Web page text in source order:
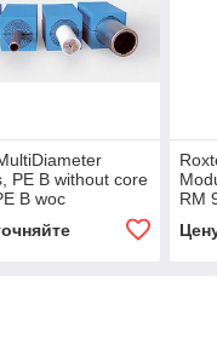
PE B without core
B woc
RM